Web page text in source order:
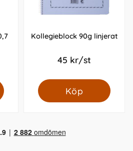
Kollegieblock 90g linjerat
45 kr/st
Köp